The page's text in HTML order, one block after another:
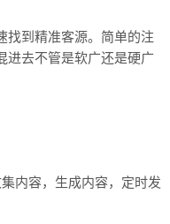
找到精准客源。简单的注
进去不管是软广还是硬广
内容，生成内容，定时发